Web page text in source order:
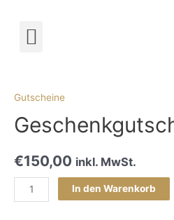
Gutscheine
€150,00 inkl. MwSt.
In den Warenkorb